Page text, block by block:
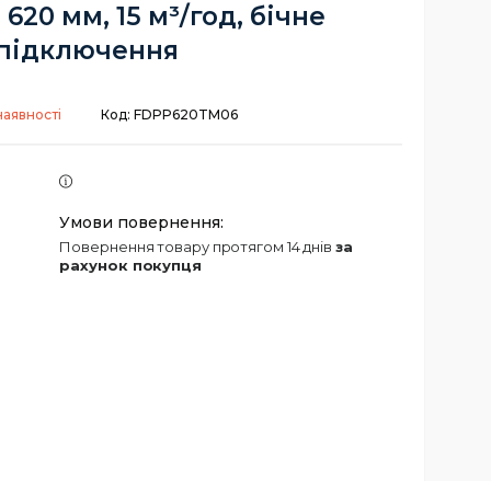
мм, 15 м³/год, бічне
Код: FDPP620TM06
повернення товару протягом 14 днів за
рахунок покупця